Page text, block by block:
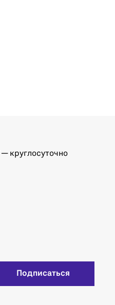
— круглосуточно
Подписаться